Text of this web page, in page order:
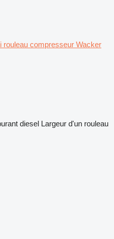
rouleau compresseur Wacker
diesel Largeur d'un rouleau